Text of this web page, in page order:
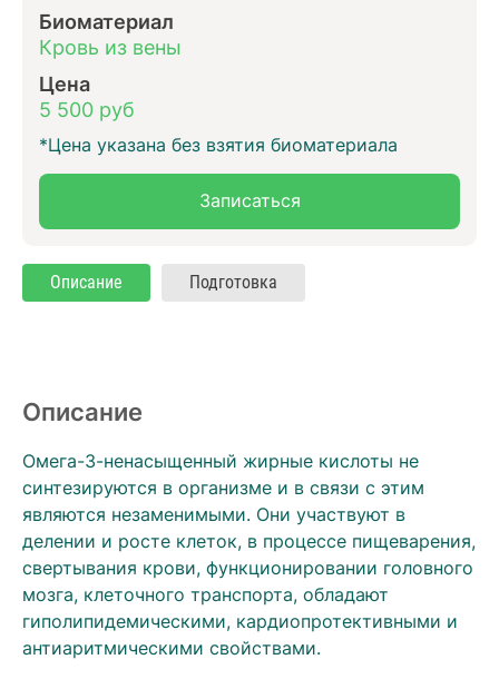
Биоматериал
Кровь из вены
Цена
5 500 руб
*Цена указана без взятия биоматериала
Записаться
Описание Подготовка
Описание
Омега-3-ненасыщенный жирные кислоты не
синтезируются в организме и в связи с этим
являются незаменимыми. Они участвуют в
делении и росте клеток, в процессе пищеварения,
свертывания крови, функционировании головного
мозга, клеточного транспорта, обладают
гиполипидемическими, кардиопротективными и
антиаритмическими свойствами.